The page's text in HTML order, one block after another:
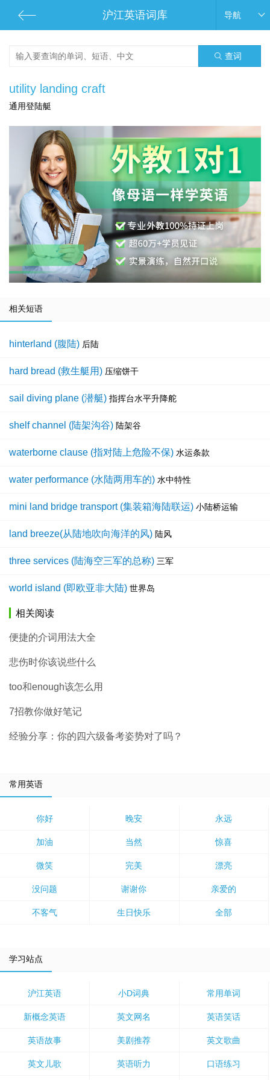
沪江英语词库 导航
查词
utility landing craft
通用登陆艇
相关短语
hinterland (腹陆) 后陆
hard bread (救生艇用) 压缩饼干
sail diving plane (潜艇) 指挥台水平升降舵
shelf channel (陆架沟谷) 陆架谷
waterborne clause (指对陆上危险不保) 水运条款
water performance (水陆两用车的) 水中特性
mini land bridge transport (集装箱海陆联运) 小陆桥运输
land breeze(从陆地吹向海洋的风) 陆风
three services (陆海空三军的总称) 三军
world island (即欧亚非大陆) 世界岛
相关阅读
便捷的介词用法大全
悲伤时你该说些什么
too和enough该怎么用
7招教你做好笔记
经验分享：你的四六级备考姿势对了吗？
常用英语
你好 晚安 永远
加油 当然 惊喜
微笑 完美 漂亮
没问题 谢谢你 亲爱的
不客气 生日快乐 全部
学习站点
沪江英语 小D词典 常用单词
新概念英语 英文网名 英语笑话
英语故事 美剧推荐 英文歌曲
英文儿歌 英语听力 口语练习